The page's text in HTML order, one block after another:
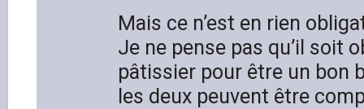
Mais ce n’est en rien
Je ne pense pas qu’il soit
pâtissier pour être un bon
les deux peuvent être